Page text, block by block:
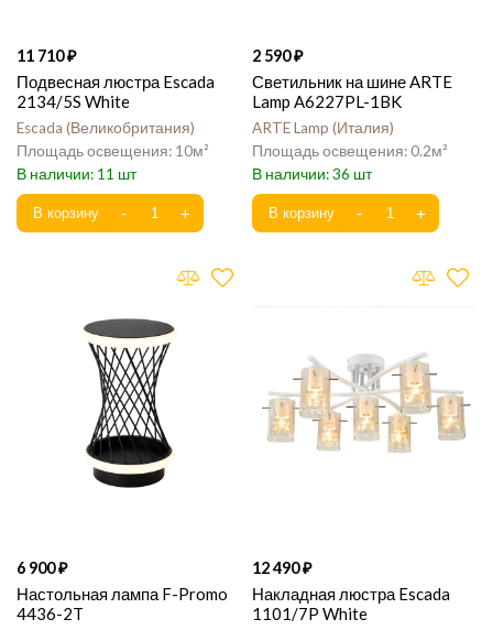
11 710
Подвесная люстра Escada
2134/5S White
Escada Великобритания
10
11
2 590
Светильник на шине ARTE
Lamp A6227PL-1BK
ARTE Lamp Италия
0.2
36
6 900
Настольная лампа F-Promo
4436-2T
12 490
Накладная люстра Escada
1101/7P White